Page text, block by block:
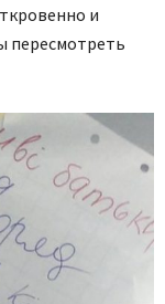
и
пересмотреть